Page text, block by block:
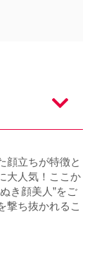
顔立ちが特徴と
大人気！ここか
き顔美人”をご
撃ち抜かれるこ